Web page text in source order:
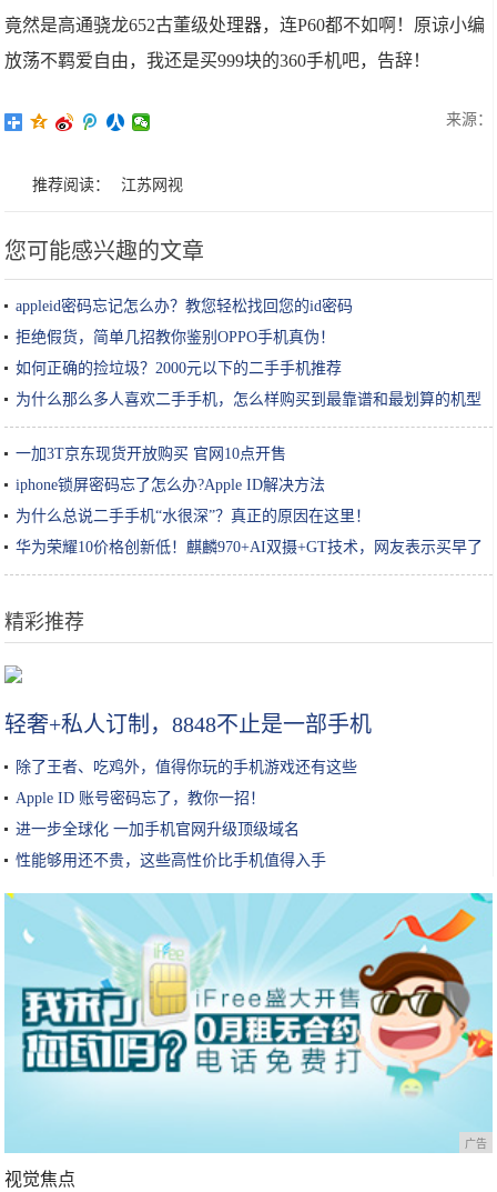
竟然是高通骁龙652古董级处理器，连P60都不如啊！原谅小编
放荡不羁爱自由，我还是买999块的360手机吧，告辞！
来源：
推荐阅读： 江苏网视
您可能感兴趣的文章
appleid密码忘记怎么办？教您轻松找回您的id密码
拒绝假货，简单几招教你鉴别OPPO手机真伪！
如何正确的捡垃圾？2000元以下的二手手机推荐
为什么那么多人喜欢二手手机，怎么样购买到最靠谱和最划算的机型
一加3T京东现货开放购买 官网10点开售
iphone锁屏密码忘了怎么办?Apple ID解决方法
为什么总说二手手机“水很深”？真正的原因在这里！
华为荣耀10价格创新低！麒麟970+AI双摄+GT技术，网友表示买早了
精彩推荐
轻奢+私人订制，8848不止是一部手机
除了王者、吃鸡外，值得你玩的手机游戏还有这些
Apple ID 账号密码忘了，教你一招！
进一步全球化 一加手机官网升级顶级域名
性能够用还不贵，这些高性价比手机值得入手
广告
视觉焦点